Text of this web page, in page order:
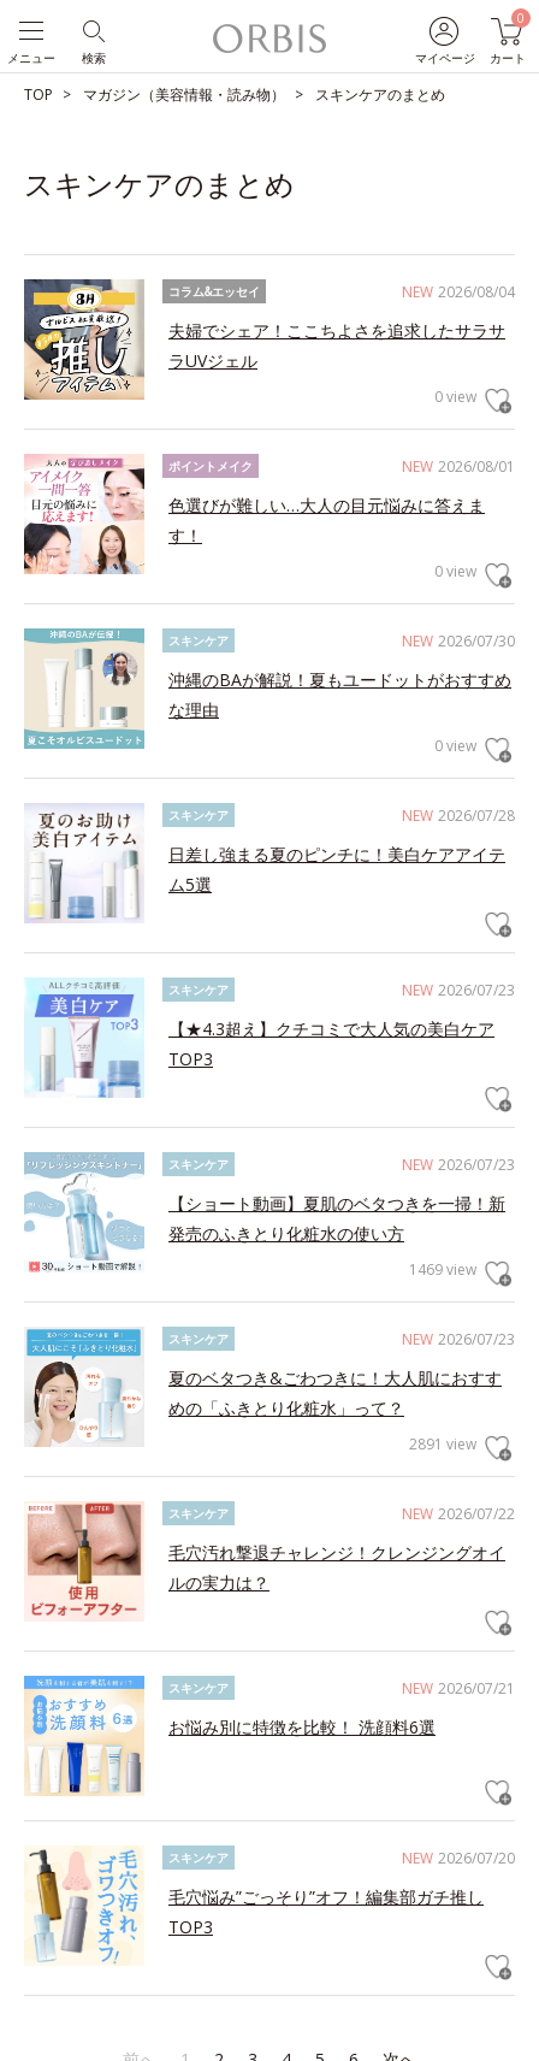
マイページ
0
カート
検索
メニュー
TOP マガジン（美容情報・読み物） スキンケアのまとめ
スキンケアのまとめ
NEW 2026/08/04
コラム&エッセイ
夫婦でシェア！ここちよさを追求したサラサ
ラUVジェル
0 view
NEW 2026/08/01
ポイントメイク
色選びが難しい…大人の目元悩みに答えま
す！
0 view
NEW 2026/07/30
スキンケア
沖縄のBAが解説！夏もユードットがおすすめ
な理由
0 view
NEW 2026/07/28
スキンケア
日差し強まる夏のピンチに！美白ケアアイテ
ム5選
NEW 2026/07/23
スキンケア
【★4.3超え】クチコミで大人気の美白ケア
TOP3
NEW 2026/07/23
スキンケア
【ショート動画】夏肌のベタつきを一掃！新
発売のふきとり化粧水の使い方
1469 view
NEW 2026/07/23
スキンケア
夏のベタつき&ごわつきに！大人肌におすす
めの「ふきとり化粧水」って？
2891 view
NEW 2026/07/22
スキンケア
毛穴汚れ撃退チャレンジ！クレンジングオイ
ルの実力は？
NEW 2026/07/21
スキンケア
お悩み別に特徴を比較！ 洗顔料6選
NEW 2026/07/20
スキンケア
毛穴悩み”ごっそり”オフ！編集部ガチ推し
TOP3